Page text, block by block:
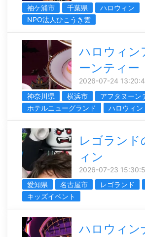
袖ケ浦市
千葉県
ハロウィン
NPO法人ひこうき雲
ハロウィン
ーンティー
2026-07-24
神奈川県
横浜市
アフタヌーン
ホテルニューグランド
ハロウィン
レゴランド
ィン
2026-07-23
愛知県
名古屋市 レゴランド
キッズイベント
ハロウィン